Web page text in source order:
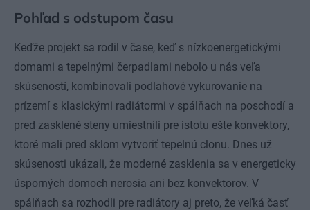
Pohľad s odstupom času
Keďže projekt sa rodil v čase, keď s nízkoenergetickými
domami a tepelnými čerpadlami nebolo u nás veľa
skúseností, kombinovali podlahové vykurovanie na
prízemí s klasickými radiátormi v spálňach na poschodí a
pred zasklené steny umiestnili pre istotu ešte konvektory,
ktoré mali pred sklom vytvoriť tepelnú clonu. Dnes už
skúsenosti ukázali, že moderné zasklenia sa v energeticky
úsporných domoch nerosia ani bez konvektorov. V
spálňach sa rozhodli pre radiátory aj preto, že veľká časť